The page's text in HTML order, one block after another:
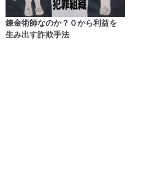
錬金術師なのか？０から利益を
生み出す詐欺手法